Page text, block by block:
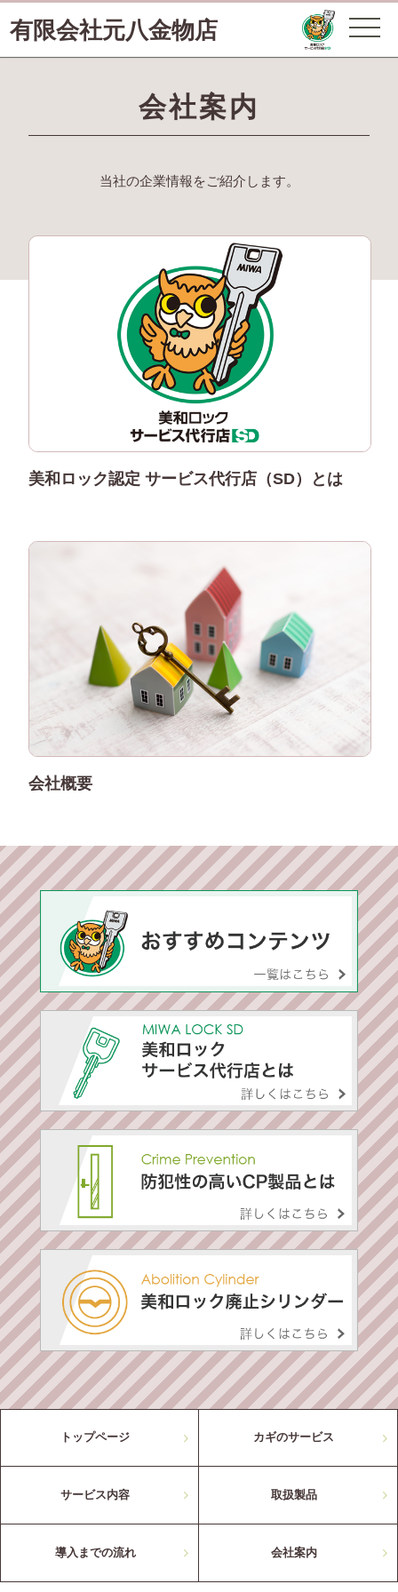
有限会社元八金物店
会社案内
当社の企業情報をご紹介します。
美和ロック認定 サービス代行店（SD）とは
会社概要
トップページ カギのサービス
サービス内容 取扱製品
導入までの流れ 会社案内